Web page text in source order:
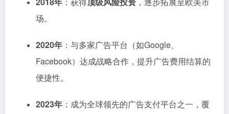
场。
2020年 ：与多家广告平台（如Google、
Facebook）达成战略合作，提升广告费用结算的
便捷性。
2023年 ：成为全球领先的广告支付平台之一，覆